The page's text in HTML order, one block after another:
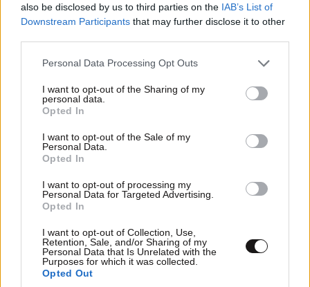
also be disclosed by us to third parties on the IAB’s List of
Downstream Participants that may further disclose it to other
Please note that this website/app uses one or more Google
not limited to your visit or usage behaviour. You may click to
grant or deny consent to Google and its third-party tags to
use your data for below specified purposes in below Google
consent section.
Personal Data Processing Opt Outs
I want to opt-out of the Sharing of my
personal data.
Opted In
I want to opt-out of the Sale of my
Personal Data.
Opted In
I want to opt-out of processing my
Personal Data for Targeted Advertising.
Opted In
I want to opt-out of Collection, Use,
Retention, Sale, and/or Sharing of my
Personal Data that Is Unrelated with the
Purposes for which it was collected.
Opted Out
Πυρά κατά Μητσοτάκη από την ΕΛ.ΑΣ.:
«Ξαναπαρουσιάζει ως νέο σχέδιο τις
υποσχέσεις του 2019»